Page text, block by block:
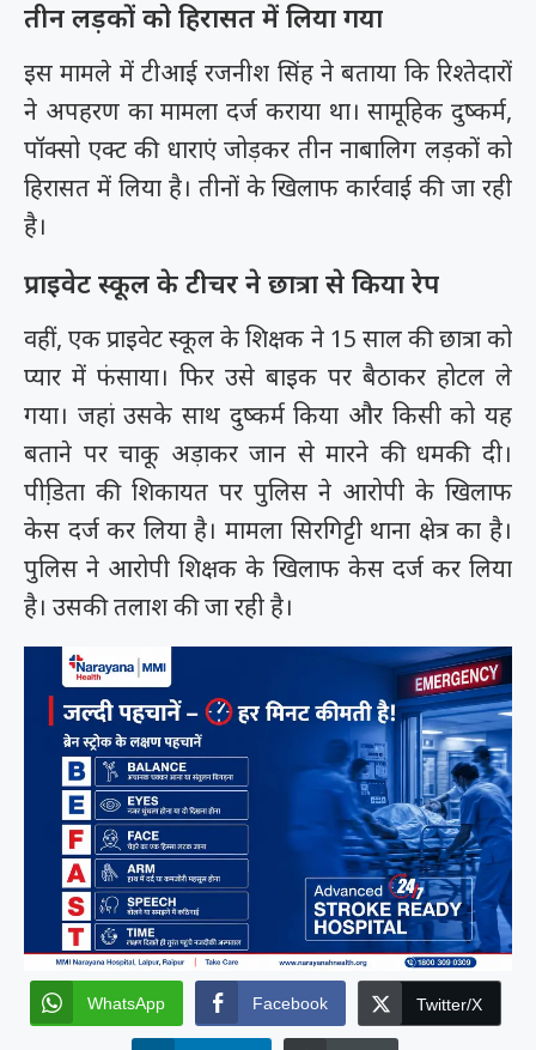
तीन लड़कों को हिरासत में लिया गया
इस मामले में टीआई रजनीश सिंह ने बताया कि रिश्तेदारों
ने अपहरण का मामला दर्ज कराया था। सामूहिक दुष्कर्म,
पॉक्सो एक्ट की धाराएं जोड़कर तीन नाबालिग लड़कों को
हिरासत में लिया है। तीनों के खिलाफ कार्रवाई की जा रही
है।
प्राइवेट स्कूल के टीचर ने छात्रा से किया रेप
वहीं, एक प्राइवेट स्कूल के शिक्षक ने 15 साल की छात्रा को
प्यार में फंसाया। फिर उसे बाइक पर बैठाकर होटल ले
गया। जहां उसके साथ दुष्कर्म किया और किसी को यह
बताने पर चाकू अड़ाकर जान से मारने की धमकी दी।
पीडि़ता की शिकायत पर पुलिस ने आरोपी के खिलाफ
केस दर्ज कर लिया है। मामला सिरगिट्टी थाना क्षेत्र का है।
पुलिस ने आरोपी शिक्षक के खिलाफ केस दर्ज कर लिया
है। उसकी तलाश की जा रही है।
WhatsApp Facebook Twitter/X